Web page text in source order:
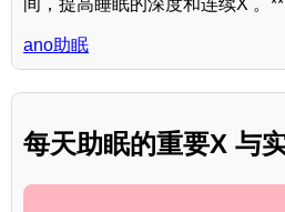
间，提高睡眠的深度和连续X 。**
ano助眠
每天助眠的重要X 与